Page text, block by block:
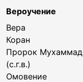
Вероучение
Вера
Коран
Пророк Мухаммад
(с.г.в.)
Омовение